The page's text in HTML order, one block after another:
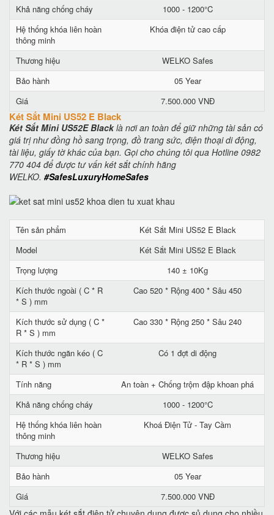
Khả năng chống cháy
1000 - 1200°C
Hệ thống khóa liên hoàn
thông minh
Khóa điện tử cao cấp
Thương hiệu
WELKO Safes
Bảo hành
05 Year
Giá
7.500.000 VNĐ
Két Sắt Mini US52 E Black
Két Sắt Mini US52E Blacklà nơi an toàn để giữ những tài sản có
giá trị như đồng hồ sang trọng, đồ trang sức, điện thoại di động,
tài liệu, giấy tờ khác của bạn. Gọi cho chúng tôi qua Hotline 0982
770 404 để được tư vấn két sắt chính hãng
WELKO. #SafesLuxuryHomeSafes
Tên sản phẩm
Két Sắt Mini US52 E Black
Model
Két Sắt Mini US52 E Black
Trọng lượng
140 ± 10Kg
Kích thước ngoài ( C * R
* S ) mm
Cao 520 * Rộng 400 * Sâu 450
Kích thước sử dụng ( C *
R * S ) mm
Cao 330 * Rộng 250 * Sâu 240
Kích thước ngăn kéo ( C
* R * S ) mm
Có 1 đợt di động
Tính năng
An toàn + Chống trộm đập khoan phá
Khả năng chống cháy
1000 - 1200°C
Hệ thống khóa liên hoàn
thông minh
Khoá Điện Tử - Tay Cầm
Thương hiệu
WELKO Safes
Bảo hành
05 Year
Giá
7.500.000 VNĐ